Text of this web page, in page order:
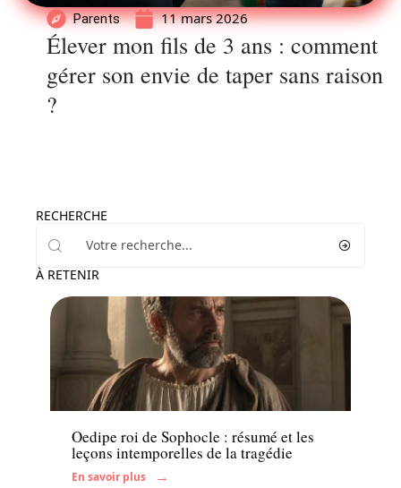
Parents 11 mars 2026
Élever mon fils de 3 ans : comment
gérer son envie de taper sans raison
?
RECHERCHE
À RETENIR
Enfant
Oedipe roi de Sophocle : résumé et les
leçons intemporelles de la tragédie
En savoir plus